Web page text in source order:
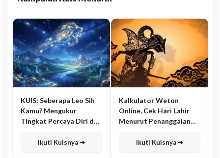
KUIS: Seberapa Leo Sih
Kamu? Mengukur
Tingkat Percaya Diri dan
Ikuti Kuisnya ➔
Kalkulator Weton
Online, Cek Hari Lahir
Menurut Penanggalan
Ikuti Kuisnya ➔